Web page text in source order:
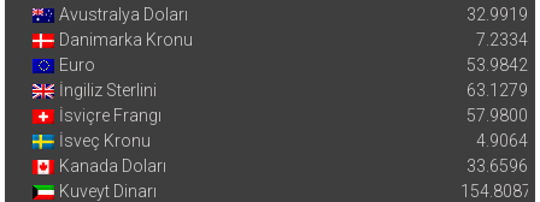
Avustralya Doları
32.9919
Danimarka Kronu
7.2334
Euro
53.9842
İngiliz Sterlini
63.1279
İsviçre Frangı
57.9800
İsveç Kronu
4.9064
Kanada Doları
33.6596
Kuveyt Dinarı
154.8087